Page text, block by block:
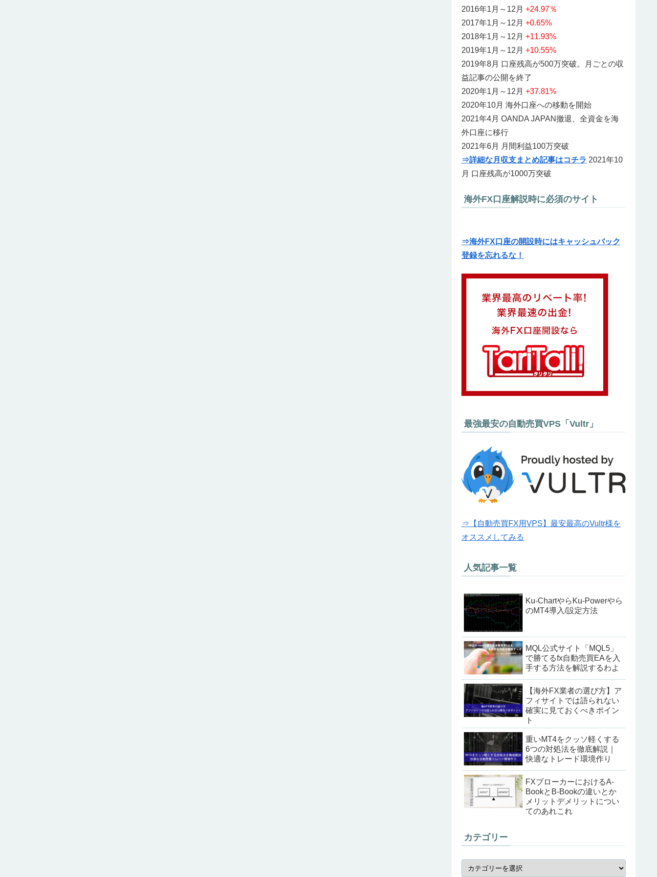
2016年1月～12月 +24.97％
2017年1月～12月 +0.65%
2018年1月～12月 +11.93%
2019年1月～12月 +10.55%
2019年8月 口座残高が500万突破。月ごとの収
益記事の公開を終了
2020年1月～12月 +37.81%
2020年10月 海外口座への移動を開始
2021年4月 OANDA JAPAN撤退、全資金を海
外口座に移行
2021年6月 月間利益100万突破
⇒詳細な月収支まとめ記事はコチラ 2021年10
月 口座残高が1000万突破
海外FX口座解説時に必須のサイト
⇒海外FX口座の開設時にはキャッシュバック
登録を忘れるな！
最強最安の自動売買VPS「Vultr」
⇒【自動売買FX用VPS】最安最高のVultr様を
オススメしてみる
人気記事一覧
Ku-ChartやらKu-Powerやら
のMT4導入/設定方法
MQL公式サイト「MQL5」
で勝てるfx自動売買EAを入
手する方法を解説するわよ
【海外FX業者の選び方】ア
フィサイトでは語られない
確実に見ておくべきポイン
ト
重いMT4をクッソ軽くする
6つの対処法を徹底解説｜
快適なトレード環境作り
FXブローカーにおけるA-
BookとB-Bookの違いとか
メリットデメリットについ
てのあれこれ
カテゴリー